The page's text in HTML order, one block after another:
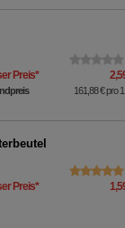
Preis*
161,88 €pro 1
Preis*